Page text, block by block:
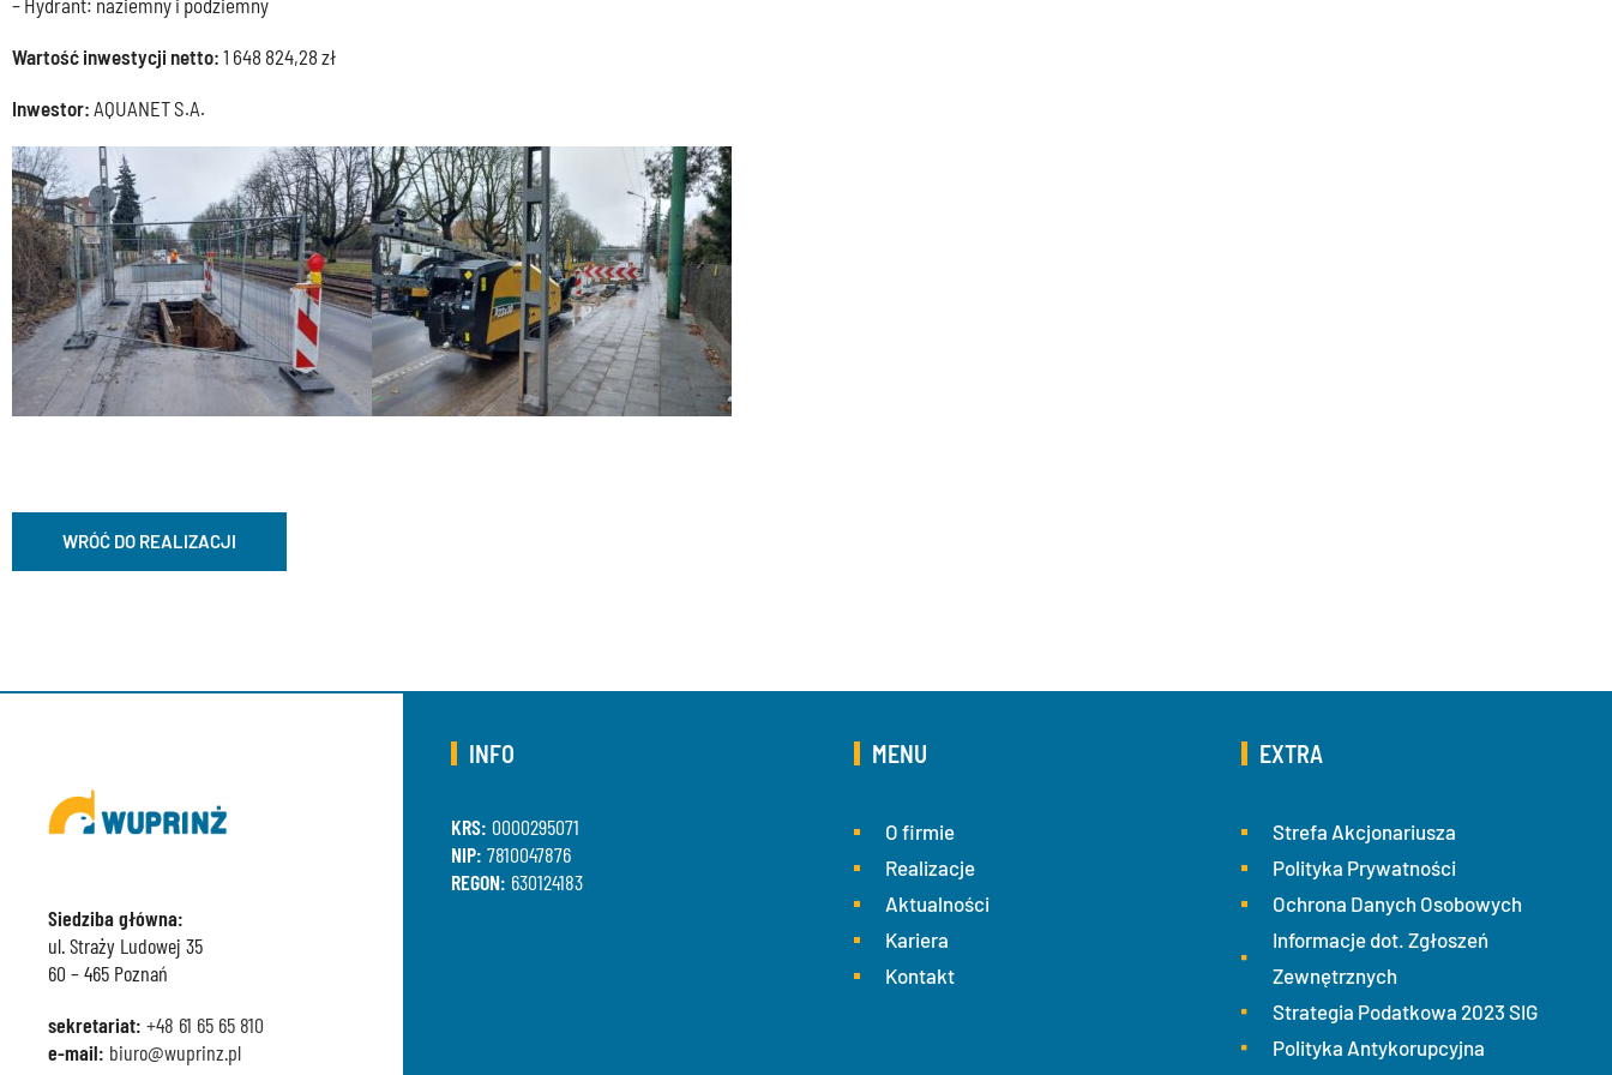
– Hydrant: naziemny i podziemny
Wartość inwestycji netto: 1 648 824,28 zł
Inwestor: AQUANET S.A.
WRÓĆ DO REALIZACJI
Siedziba główna:
ul. Straży Ludowej 35
60 – 465 Poznań
sekretariat: +48 61 65 65 810
e-mail: biuro@wuprinz.pl
INFO
KRS: 0000295071
NIP: 7810047876
REGON: 630124183
MENU
O firmie
Realizacje
Aktualności
Kariera
Kontakt
EXTRA
Strefa Akcjonariusza
Polityka Prywatności
Ochrona Danych Osobowych
Informacje dot. Zgłoszeń
Zewnętrznych
Strategia Podatkowa 2023 SIG
Polityka Antykorupcyjna